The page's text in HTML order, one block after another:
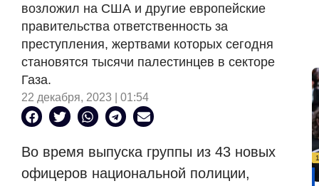
возложил на США и другие европейские
правительства ответственность за
преступления, жертвами которых сегодня
становятся тысячи палестинцев в секторе
Газа.
22 декабря, 2023 | 01:54
Во время выпуска группы из 43 новых
офицеров национальной полиции,